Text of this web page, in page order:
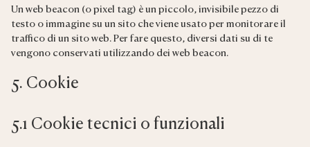
Un web beacon (o pixel tag) è un piccolo, invisibile pezzo di
testo o immagine su un sito che viene usato per monitorare il
traffico di un sito web. Per fare questo, diversi dati su di te
vengono conservati utilizzando dei web beacon.
5. Cookie
5.1 Cookie tecnici o funzionali